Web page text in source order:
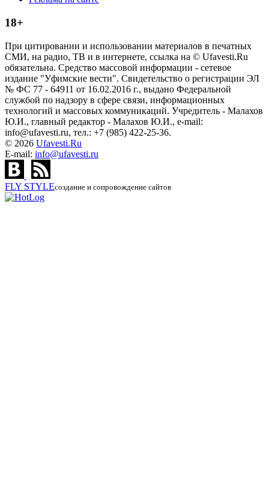
18+
При цитировании и использовании материалов в печатных
СМИ, на радио, ТВ и в интернете, ссылка на © Ufavesti.Ru
обязательна. Средство массовой информации - сетевое
издание "Уфимские вести". Свидетельство о регистрации ЭЛ
№ ФС 77 - 64911 от 16.02.2016 г., выдано Федеральной
службой по надзору в сфере связи, информационных
технологий и массовых коммуникаций. Учредитель - Малахов
Ю.И., главный редактор - Малахов Ю.И., e-mail:
info@ufavesti.ru, тел.: +7 (985) 422-25-36.
© 2026 Ufavesti.Ru
E-mail: info@ufavesti.ru
FLY STYLEсоздание и сопровождение сайтов